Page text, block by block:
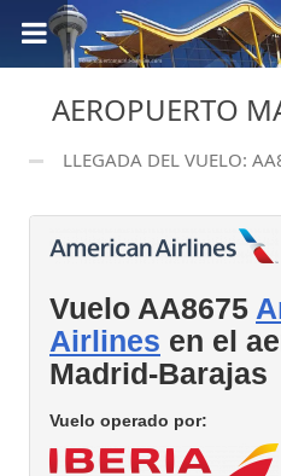
AEROPUERTO
LLEGADA DEL VUELO:
Vuelo AA8675
Airlines en el
Madrid-Barajas
Vuelo operado por: